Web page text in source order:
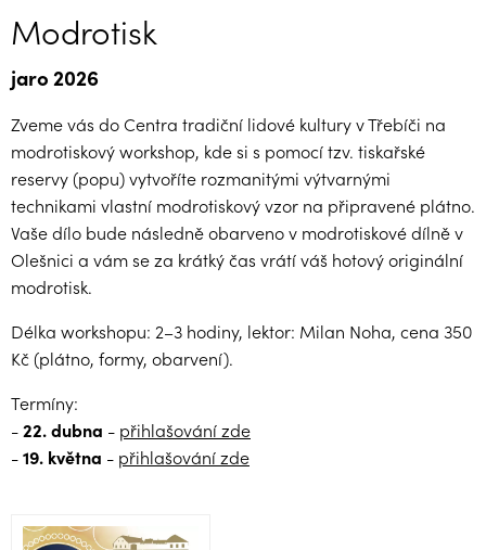
Modrotisk
jaro 2026
Zveme vás do Centra tradiční lidové kultury v Třebíči na
modrotiskový workshop, kde si s pomocí tzv. tiskařské
reservy (popu) vytvoříte rozmanitými výtvarnými
technikami vlastní modrotiskový vzor na připravené plátno.
Vaše dílo bude následně obarveno v modrotiskové dílně v
Olešnici a vám se za krátký čas vrátí váš hotový originální
modrotisk.
Délka workshopu: 2–3 hodiny, lektor: Milan Noha, cena 350
Kč (plátno, formy, obarvení).
Termíny:
-22. dubna - přihlašování zde
-19. května - přihlašování zde